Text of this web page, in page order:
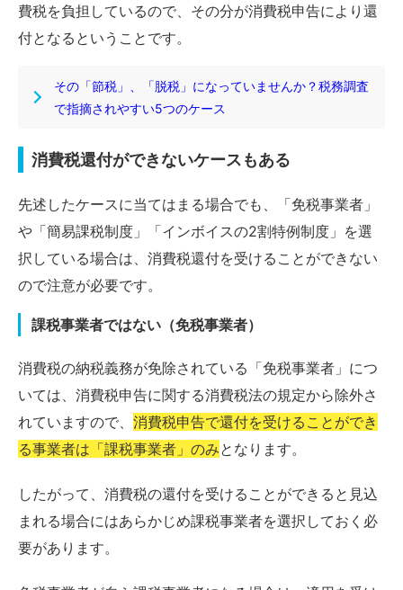
費税を負担しているので、その分が消費税申告により還
付となるということです。
その「節税」、「脱税」になっていませんか？税務調査
で指摘されやすい5つのケース
消費税還付ができないケースもある
先述したケースに当てはまる場合でも、「免税事業者」
や「簡易課税制度」「インボイスの2割特例制度」を選
択している場合は、消費税還付を受けることができない
ので注意が必要です。
課税事業者ではない（免税事業者）
消費税の納税義務が免除されている「免税事業者」につ
いては、消費税申告に関する消費税法の規定から除外さ
れていますので、 消費税申告で還付を受けることができ
る事業者は「課税事業者」のみとなります。
したがって、消費税の還付を受けることができると見込
まれる場合にはあらかじめ課税事業者を選択しておく必
要があります。